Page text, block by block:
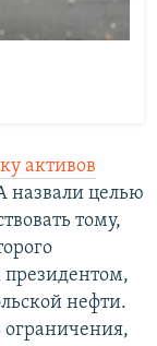
активов
назвали целью
тому,
нефти.